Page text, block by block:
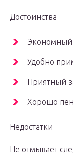
Достоинства
Экономный
Удобно
Приятный
Хорошо
Недостатки
Не отмывает